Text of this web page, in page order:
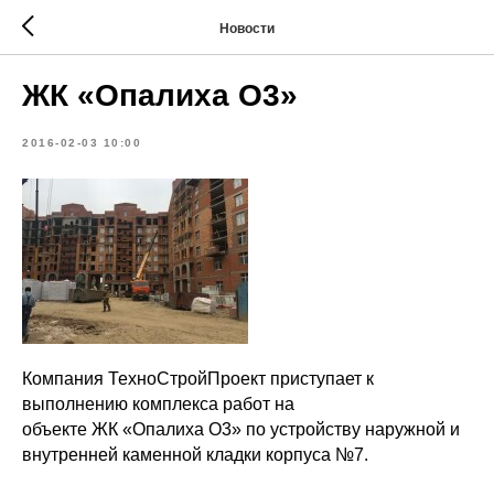
Новости
ЖК «Опалиха О3»
2016-02-03 10:00
Компания ТехноСтройПроект приступает к
выполнению комплекса работ на
объекте ЖК «Опалиха О3» по устройству наружной и
внутренней каменной кладки корпуса №7.